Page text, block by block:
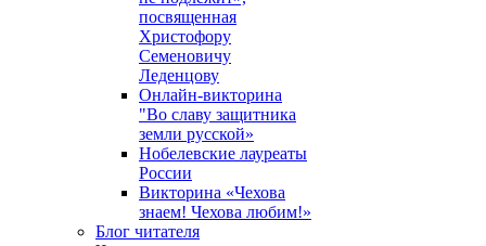
посвященная
Христофору
Семеновичу
Леденцову
Онлайн-викторина
"Во славу защитника
земли русской»
Нобелевские лауреаты
России
Викторина «Чехова
знаем! Чехова любим!»
Блог читателя